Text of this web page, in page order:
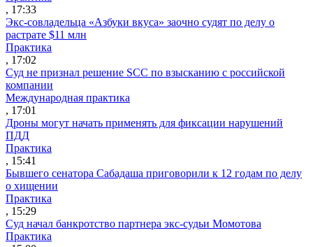
, 17:33
Экс-совладельца «Азбуки вкуса» заочно судят по делу о
растрате $11 млн
Практика
, 17:02
Суд не признал решение SCC по взысканию с российской
компании
Международная практика
, 17:01
Дроны могут начать применять для фиксации нарушений
ПДД
Практика
, 15:41
Бывшего сенатора Сабадаша приговорили к 12 годам по делу
о хищении
Практика
, 15:29
Суд начал банкротство партнера экс-судьи Момотова
Практика